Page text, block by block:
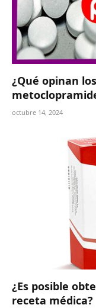
¿Qué opinan
octubre 14, 2024
¿Es posible
receta médica?